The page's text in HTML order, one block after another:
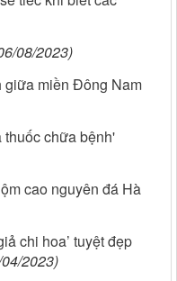
08/2023)
giữa miền Đông Nam
thuốc chữa bệnh'
cao nguyên đá Hà
chi hoa’ tuyệt đẹp
2023)